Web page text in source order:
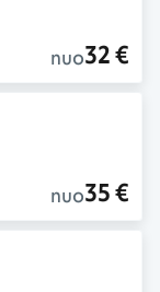
nuo32 €
nuo35 €